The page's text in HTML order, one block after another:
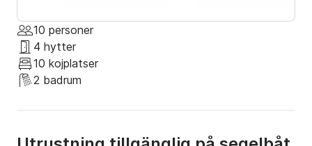
10 personer
4 hytter
10 kojplatser
2 badrum